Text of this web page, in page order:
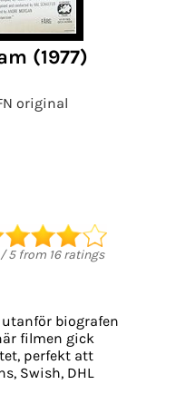
(1977)
original
5from 16ratings
biografen
filmen gick
perfekt att
Swish, DHL